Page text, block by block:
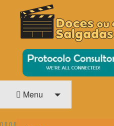
DOCES OU SALGADAS?
O Cinema? Uma Paixão!!
Menu